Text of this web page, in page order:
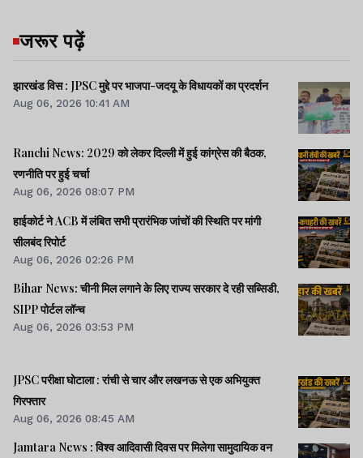
जरूर पढ़ें
झारखंड विस : JPSC मुद्दे पर भाजपा-जदयू के विधायकों का प्रदर्शन
Aug 06, 2026 10:41 AM
Ranchi News: 2029 को लेकर दिल्ली में हुई कांग्रेस की बैठक,
रणनीति पर हुई चर्चा
Aug 06, 2026 08:07 PM
हाईकोर्ट ने ACB में लंबित सभी प्रारंभिक जांचों की स्थिति पर मांगी
सीलबंद रिपोर्ट
Aug 06, 2026 02:26 PM
Bihar News: चीनी मिल लगाने के लिए राज्य सरकार दे रही सब्सिडी,
SIPP पोर्टल लॉन्च
Aug 06, 2026 03:53 PM
JPSC परीक्षा घोटाला : रांची से चार और लखनऊ से एक अभियुक्त
गिरफ्तार
Aug 06, 2026 08:45 AM
Jamtara News : विश्व आदिवासी दिवस पर मिलेगा सामुदायिक वन